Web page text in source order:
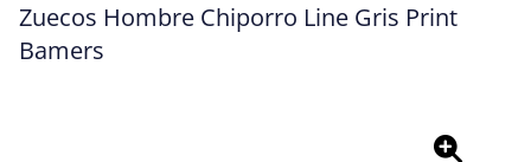
Zuecos Hombre Chiporro Line Gris Print
Bamers